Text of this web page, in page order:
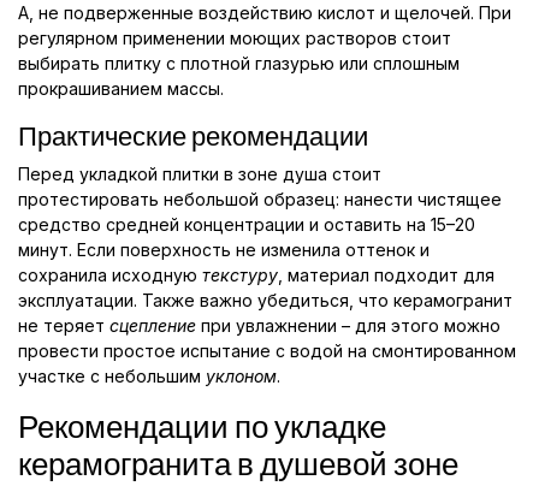
A, не подверженные воздействию кислот и щелочей. При
регулярном применении моющих растворов стоит
выбирать плитку с плотной глазурью или сплошным
прокрашиванием массы.
Практические рекомендации
Перед укладкой плитки в зоне душа стоит
протестировать небольшой образец: нанести чистящее
средство средней концентрации и оставить на 15–20
минут. Если поверхность не изменила оттенок и
сохранила исходную текстуру , материал подходит для
эксплуатации. Также важно убедиться, что керамогранит
не теряет сцепление при увлажнении – для этого можно
провести простое испытание с водой на смонтированном
участке с небольшим уклоном.
Рекомендации по укладке
керамогранита в душевой зоне